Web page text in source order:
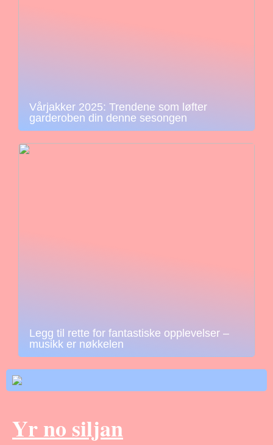
Vårjakker 2025: Trendene som løfter
garderoben din denne sesongen
Legg til rette for fantastiske opplevelser –
musikk er nøkkelen
Yr no siljan